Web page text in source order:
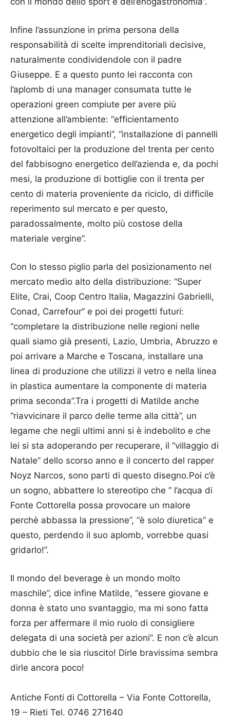
Infine l’assunzione in prima persona della
responsabilità di scelte imprenditoriali decisive,
naturalmente condividendole con il padre
Giuseppe. E a questo punto lei racconta con
l’aplomb di una manager consumata tutte le
operazioni green compiute per avere più
attenzione all’ambiente: “efficientamento
energetico degli impianti”, “installazione di pannelli
fotovoltaici per la produzione del trenta per cento
del fabbisogno energetico dell’azienda e, da pochi
mesi, la produzione di bottiglie con il trenta per
cento di materia proveniente da riciclo, di difficile
reperimento sul mercato e per questo,
paradossalmente, molto più costose della
materiale vergine”.
Con lo stesso piglio parla del posizionamento nel
mercato medio alto della distribuzione: “Super
Elite, Crai, Coop Centro Italia, Magazzini Gabrielli,
Conad, Carrefour” e poi dei progetti futuri:
“completare la distribuzione nelle regioni nelle
quali siamo già presenti, Lazio, Umbria, Abruzzo e
poi arrivare a Marche e Toscana, installare una
linea di produzione che utilizzi il vetro e nella linea
in plastica aumentare la componente di materia
prima seconda”.Tra i progetti di Matilde anche
“riavvicinare il parco delle terme alla città”, un
legame che negli ultimi anni si è indebolito e che
lei si sta adoperando per recuperare, il “villaggio di
Natale” dello scorso anno e il concerto del rapper
Noyz Narcos, sono parti di questo disegno.Poi c’è
un sogno, abbattere lo stereotipo che ” l’acqua di
Fonte Cottorella possa provocare un malore
perchè abbassa la pressione”, “è solo diuretica” e
questo, perdendo il suo aplomb, vorrebbe quasi
gridarlo!”.
Il mondo del beverage è un mondo molto
maschile”, dice infine Matilde, “essere giovane e
donna è stato uno svantaggio, ma mi sono fatta
forza per affermare il mio ruolo di consigliere
delegata di una società per azioni”. E non c’è alcun
dubbio che le sia riuscito! Dirle bravissima sembra
dirle ancora poco!
Antiche Fonti di Cottorella – Via Fonte Cottorella,
19 – Rieti Tel. 0746 271640